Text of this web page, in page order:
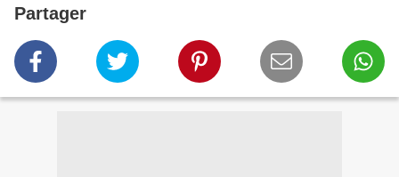
Partager